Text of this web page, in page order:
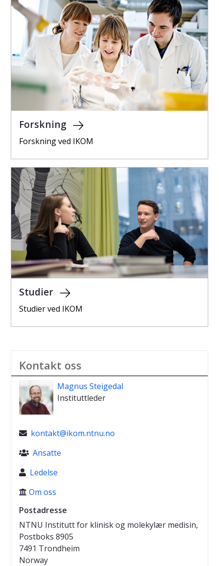
Forskning
Forskning ved IKOM
Studier
Studier ved IKOM
Kontakt oss
Magnus Steigedal
Instituttleder
 kontakt@ikom.ntnu.no
 Ansatte
 Ledelse
 Om oss
Postadresse
NTNU Institutt for klinisk og molekylær medisin,
Postboks 8905
7491 Trondheim
Norway